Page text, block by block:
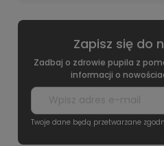
Zapisz się do
Zadbaj o zdrowie pupila z
informacji o
Twoje dane będą przetwarzane